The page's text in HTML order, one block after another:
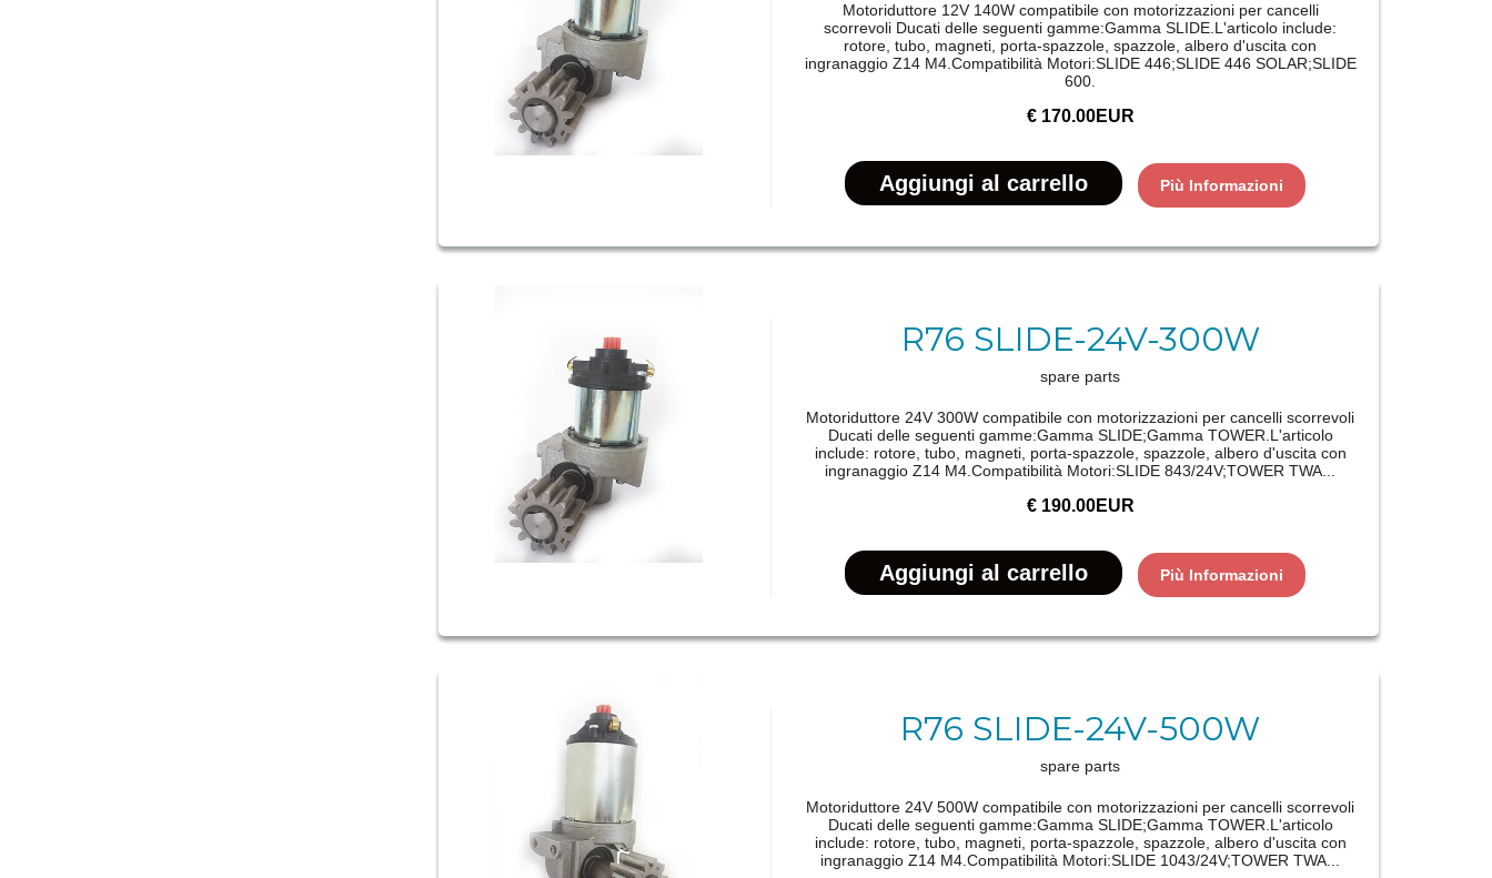
Motoriduttore 12V 140W compatibile con motorizzazioni per cancelli
scorrevoli Ducati delle seguenti gamme:Gamma SLIDE.L'articolo include:
rotore, tubo, magneti, porta-spazzole, spazzole, albero d'uscita con
ingranaggio Z14 M4.Compatibilità Motori:SLIDE 446;SLIDE 446 SOLAR;SLIDE
600.
€ 170.00EUR
Più Informazioni
R76 SLIDE-24V-300W
spare parts
Motoriduttore 24V 300W compatibile con motorizzazioni per cancelli scorrevoli
Ducati delle seguenti gamme:Gamma SLIDE;Gamma TOWER.L'articolo
include: rotore, tubo, magneti, porta-spazzole, spazzole, albero d'uscita con
ingranaggio Z14 M4.Compatibilità Motori:SLIDE 843/24V;TOWER TWA...
€ 190.00EUR
Più Informazioni
R76 SLIDE-24V-500W
spare parts
Motoriduttore 24V 500W compatibile con motorizzazioni per cancelli scorrevoli
Ducati delle seguenti gamme:Gamma SLIDE;Gamma TOWER.L'articolo
include: rotore, tubo, magneti, porta-spazzole, spazzole, albero d'uscita con
ingranaggio Z14 M4.Compatibilità Motori:SLIDE 1043/24V;TOWER TWA...